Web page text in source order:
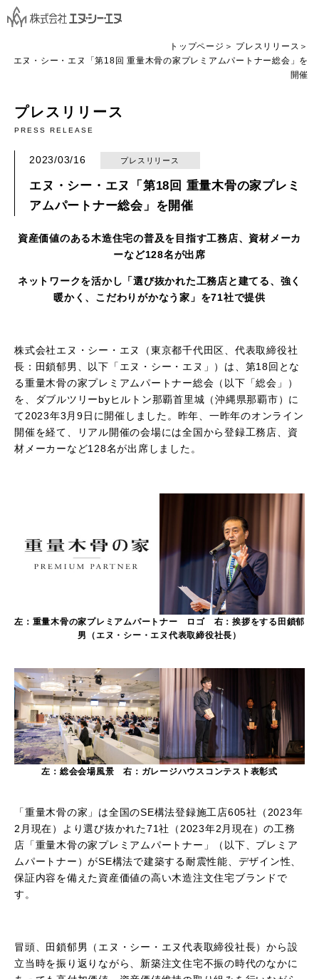
トップページ
プレスリリース
エヌ・シー・エヌ「第18回 重量木骨の家プレミアムパートナー総会」を
開催
プレスリリース
PRESS RELEASE
2023/03/16 プレスリリース
エヌ・シー・エヌ「第18回 重量木骨の家プレミ
アムパートナー総会」を開催
資産価値のある木造住宅の普及を目指す工務店、資材メーカ
ーなど128名が出席
ネットワークを活かし「選び抜かれた工務店と建てる、強く
暖かく、こだわりがかなう家」を71社で提供
株式会社エヌ・シー・エヌ（東京都千代田区、代表取締役社
長：田鎖郁男、以下「エヌ・シー・エヌ」）は、第18回とな
る重量木骨の家プレミアムパートナー総会（以下「総会」）
を、ダブルツリーbyヒルトン那覇首里城（沖縄県那覇市）に
て2023年3 月 9日に開催しました。昨年、一昨年のオンライン
開催を経て、リアル開催の会場には全国から登録工務店、資
材メーカーなど128名が出席しました。
左：重量木骨の家プレミアムパートナー ロゴ 右：挨拶をする田鎖郁
男（エヌ・シー・エヌ代表取締役社長）
左：総会会場風景 右：ガレージハウスコンテスト表彰式
「重量木骨の家」は全国のSE構法登録施工店605社（2023年
2 月現在）より選び抜かれた71社（2023年2月現在）の工務
店「重量木骨の家プレミアムパートナー」（以下、プレミア
ムパートナー）がSE構法で建築する耐震性能、デザイン性、
保証内容を備えた資産価値の高い木造注文住宅ブランドで
す。
冒頭、田鎖郁男（エヌ・シー・エヌ代表取締役社長）から設
立当時を振り返りながら、新築注文住宅不振の時代のなかに